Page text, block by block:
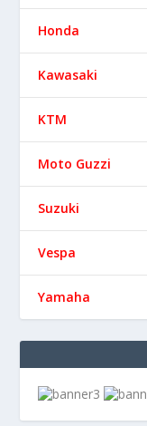
Honda
Kawasaki
KTM
Moto Guzzi
Suzuki
Vespa
Yamaha